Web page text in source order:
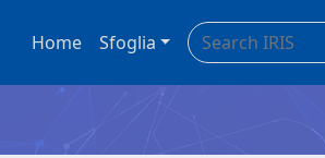
Home Sfoglia